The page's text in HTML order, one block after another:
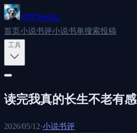
书荒补给站
首页小说书评小说书单搜索投稿
工具
读完我真的长生不老有感
2026/05/12·小说书评